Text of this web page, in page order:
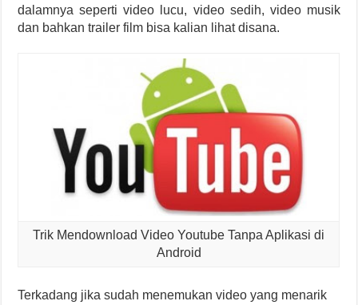
dalamnya seperti video lucu, video sedih, video musik
dan bahkan trailer film bisa kalian lihat disana.
Trik Mendownload Video Youtube Tanpa Aplikasi di
Android
Terkadang jika sudah menemukan video yang menarik